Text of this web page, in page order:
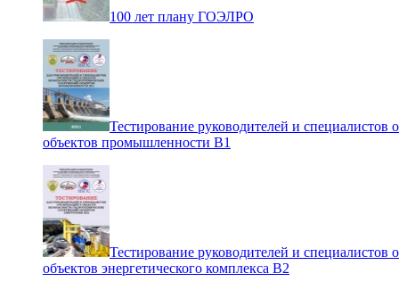
100 лет плану ГОЭЛРО
Тестирование руководителей и специалистов
объектов промышленности В1
Тестирование руководителей и специалистов
объектов энергетического комплекса В2